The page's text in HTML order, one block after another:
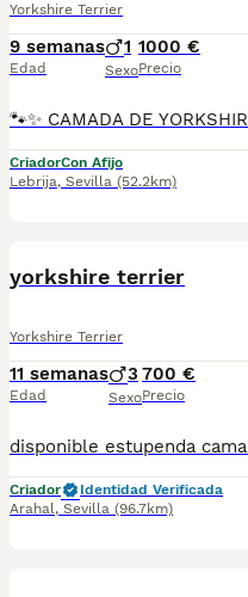
Yorkshire Terrier
9 semanas
Edad
1
Sexo
1000 €
Precio
CriadorCon Afijo
Lebrija, Sevilla (52.2km)
yorkshire terrier
Yorkshire Terrier
11 semanas
Edad
3
Sexo
700 €
Precio
Criador
Identidad Verificada
Arahal, Sevilla (96.7km)